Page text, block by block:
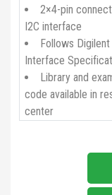
2×4-pin
I2C interface
Follows
Interface
Library and
code available in
center